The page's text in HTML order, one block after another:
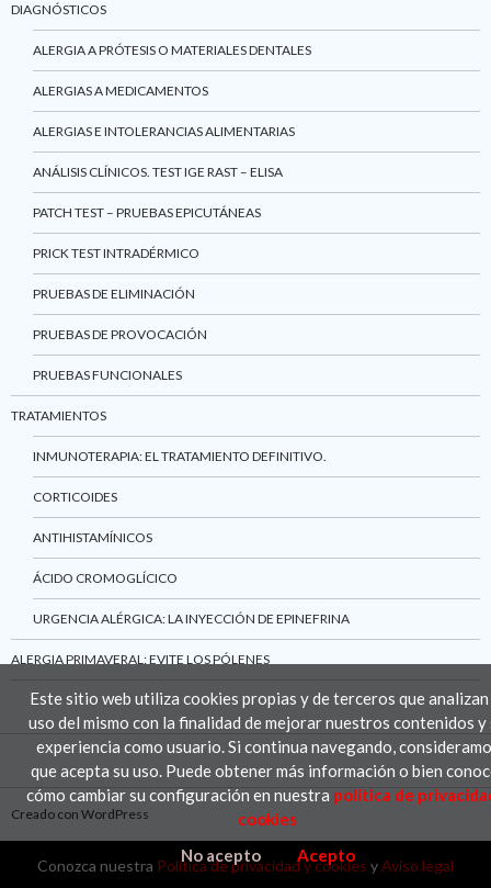
Este sitio web utiliza cookies propias y de terceros que
uso del mismo con la finalidad de mejorar nuestros contenidos y
experiencia como usuario. Si continua navegando,
que acepta su uso. Puede obtener más información o bien
cómo cambiar su configuración en nuestra política de
cookies
No acepto
Acepto
DIAGNÓSTICOS
ALERGIA A PRÓTESIS O MATERIALES DENTALES
ALERGIAS A MEDICAMENTOS
ALERGIAS E INTOLERANCIAS ALIMENTARIAS
ANÁLISIS CLÍNICOS. TEST IGE RAST – ELISA
PATCH TEST – PRUEBAS EPICUTÁNEAS
PRICK TEST INTRADÉRMICO
PRUEBAS DE ELIMINACIÓN
PRUEBAS DE PROVOCACIÓN
PRUEBAS FUNCIONALES
TRATAMIENTOS
INMUNOTERAPIA: EL TRATAMIENTO DEFINITIVO.
CORTICOIDES
ANTIHISTAMÍNICOS
ÁCIDO CROMOGLÍCICO
URGENCIA ALÉRGICA: LA INYECCIÓN DE EPINEFRINA
ALERGIA PRIMAVERAL: EVITE LOS PÓLENES
Creado con WordPress
Conozca nuestra Política de privacidad y cookies yAviso legal